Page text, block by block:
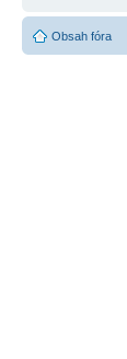
Obsah fóra